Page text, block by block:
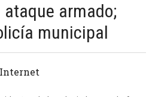
armado;
municipal
Internet